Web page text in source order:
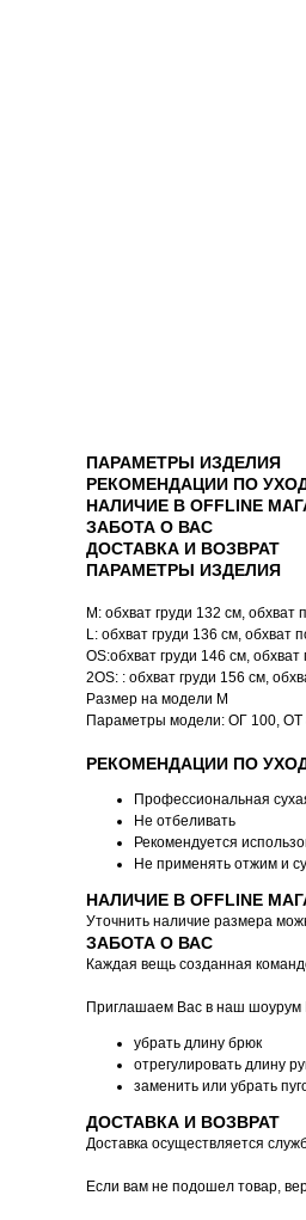
ПАРАМЕТРЫ ИЗДЕЛИЯ
РЕКОМЕНДАЦИИ ПО
НАЛИЧИЕ В OFFLINE
ЗАБОТА О ВАС
ДОСТАВКА И ВОЗВРАТ
ПАРАМЕТРЫ ИЗДЕЛИЯ
M: обхват груди 132 см,
L: обхват груди 136 см,
OS:обхват груди 146 см,
2OS: : обхват груди 156 см,
Размер на модели M
Параметры модели: ОГ 100, ОТ
РЕКОМЕНДАЦИИ ПО
Профессиональная
Не отбеливать
Рекомендуется
Не применять отжим и
НАЛИЧИЕ В OFFLINE
Уточнить наличие размера
ЗАБОТА О ВАС
Каждая вещь созданная
Приглашаем Вас в наш шоурум
убрать длину брюк
отрегулировать длину
заменить или убрать
ДОСТАВКА И ВОЗВРАТ
Доставка осуществляется
Если вам не подошел товар,